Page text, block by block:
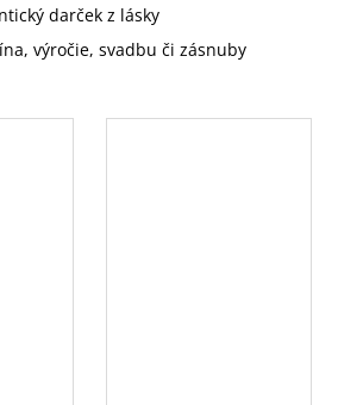
darček z lásky
výročie, svadbu či zásnuby